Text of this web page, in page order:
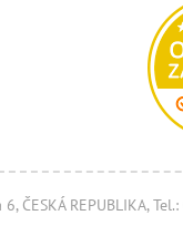
ČESKÁ REPUBLIKA,